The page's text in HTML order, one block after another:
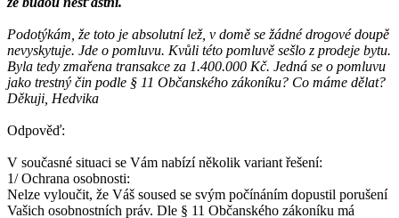
Podotýkám, že toto je absolutní lež, v domě se žádné drogové doupě
nevyskytuje. Jde o pomluvu. Kvůli této pomluvě sešlo z prodeje bytu.
Byla tedy zmařena transakce za 1.400.000 Kč. Jedná se o pomluvu
jako trestný čin podle § 11 Občanského zákoníku? Co máme dělat?
Děkuji, Hedvika
Odpověď:
V současné situaci se Vám nabízí několik variant řešení:
1/ Ochrana osobnosti:
Nelze vyloučit, že Váš soused se svým počínáním dopustil porušení
Vašich osobnostních práv. Dle § 11 Občanského zákoníku má